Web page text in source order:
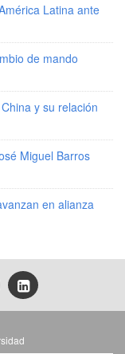
Latina ante
de mando
y su relación
Miguel Barros
en alianza